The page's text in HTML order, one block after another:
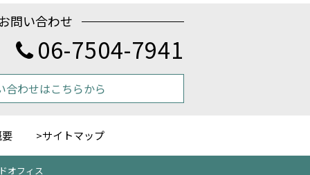
問い合わせ
06-7504-7941
合わせはこちらから
サイトマップ
オフィス